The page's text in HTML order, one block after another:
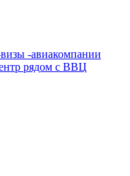
-авиакомпании
рядом с ВВЦ